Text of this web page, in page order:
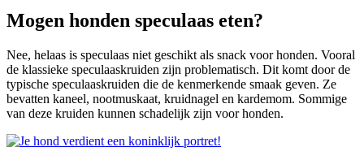
Mogen honden speculaas eten?
Nee, helaas is speculaas niet geschikt als snack voor honden. Vooral
de klassieke speculaaskruiden zijn problematisch. Dit komt door de
typische speculaaskruiden die de kenmerkende smaak geven. Ze
bevatten kaneel, nootmuskaat, kruidnagel en kardemom. Sommige
van deze kruiden kunnen schadelijk zijn voor honden.